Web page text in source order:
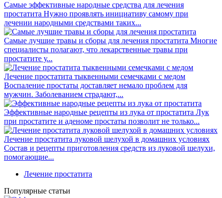
Самые эффективные народные средства для лечения
простатита Нужно проявлять инициативу самому при
лечении народными средствами таких...
Самые лучшие травы и сборы для лечения простатита Многие
специалисты полагают, что лекарственные травы при
простатите у...
Лечение простатита тыквенными семечками с медом
Воспаление простаты доставляет немало проблем для
мужчин. Заболеванием страдают,...
Эффективные народные рецепты из лука от простатита Лук
при простатите и аденоме простаты позволит не только...
Лечение простатита луковой шелухой в домашних условиях
Состав и рецепты приготовления средств из луковой шелухи,
помогающие...
Лечение простатита
Популярные статьи